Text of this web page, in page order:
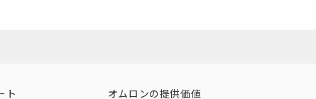
ト オムロンの提供価値